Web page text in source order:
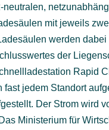
mit jeweils
werden
der
Rapid
jedem Standort
Der Strom wird
Ministerium für